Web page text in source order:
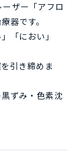
ザー「アフロ
器です。
「におい」
引き締めま
ずみ・色素沈